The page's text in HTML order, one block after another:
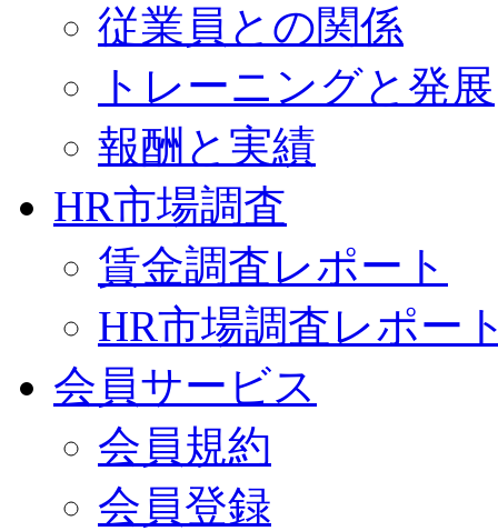
従業員との関係
トレーニングと発展
報酬と実績
HR市場調査
賃金調査レポート
HR市場調査レポー
会員サービス
会員規約
会員登録